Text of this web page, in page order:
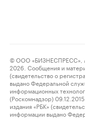
© ООО «БИЗНЕСПРЕСС»,
2026. Сообщения и
(свидетельство о
выдано Федеральной
информационных
(Роскомнадзор)
издания «РБК»
информации выдано